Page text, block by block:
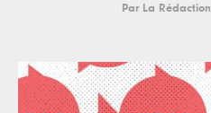
Par La Rédaction